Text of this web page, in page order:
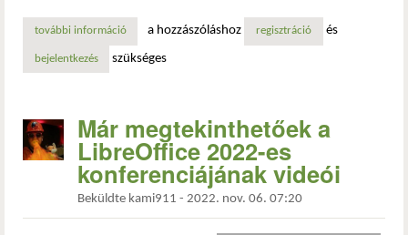
további információtovábbi libreoffice videók tartalommal kapcsolatosan
a hozzászóláshoz regisztráció és
bejelentkezés szükséges
Már megtekinthetőek a
LibreOffice 2022-es
konferenciájának videói
Beküldte kami911 - 2022. nov. 06. 07:20